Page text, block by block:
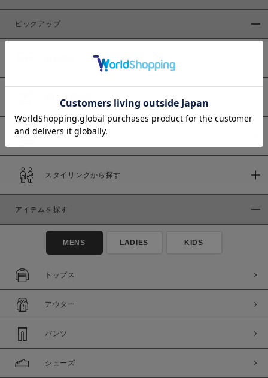
商品タイプ
通常商品
セール価格
在庫
在庫あり
ピックアップ
予約商品
スタイリングから探す
アイテムを探す
MENS LADIES KIDS
トップス
アウター
パンツ
シューズ